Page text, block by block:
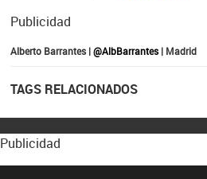
Publicidad
Alberto Barrantes |@AlbBarrantes| Madrid
TAGS RELACIONADOS
Publicidad